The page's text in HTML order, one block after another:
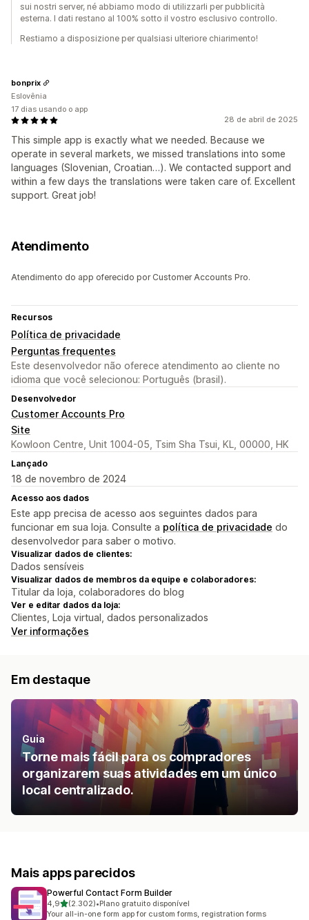
sui nostri server, né abbiamo modo di utilizzarli per pubblicità
esterna. I dati restano al 100% sotto il vostro esclusivo controllo.
Restiamo a disposizione per qualsiasi ulteriore chiarimento!
28 de abril de 2025
This simple app is exactly what we needed. Because we
operate in several markets, we missed translations into some
languages (Slovenian, Croatian…). We contacted support and
within a few days the translations were taken care of. Excellent
support. Great job!
bonprix
Eslovênia
17 dias usando o app
Atendimento
Atendimento do app oferecido por Customer Accounts Pro.
Recursos
Política de privacidade
Perguntas frequentes
Este desenvolvedor não oferece atendimento ao cliente no
idioma que você selecionou: Português (brasil).
Desenvolvedor
Customer Accounts Pro
Site
Kowloon Centre, Unit 1004-05, Tsim Sha Tsui, KL, 00000, HK
Lançado
18 de novembro de 2024
Acesso aos dados
Este app precisa de acesso aos seguintes dados para
funcionar em sua loja. Consulte a política de privacidade do
desenvolvedor para saber o motivo.
Visualizar dados de clientes:
Dados sensíveis
Visualizar dados de membros da equipe e colaboradores:
Titular da loja, colaboradores do blog
Ver e editar dados da loja:
Clientes, Loja virtual, dados personalizados
Ver informações
Em destaque
Guia
Torne mais fácil para os compradores
organizarem suas atividades em um único
local centralizado.
Mais apps parecidos
Powerful Contact Form Builder
4,9de 5 estrelas
(2.302)
2302 avaliações ao todo
•Plano gratuito disponível
Your all-in-one form app for custom forms, registration forms